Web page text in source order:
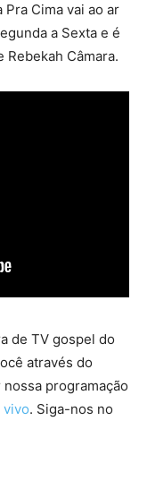
Cima vai ao ar
a Sexta e é
Câmara.
de TV gospel do
através do
nossa programação
vivo. Siga-nos no